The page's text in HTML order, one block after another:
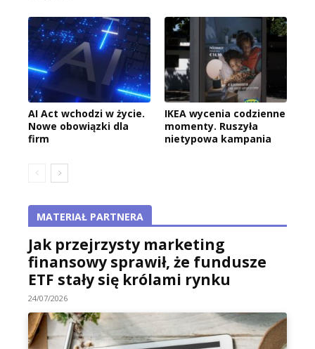
AI Act wchodzi w życie.
Nowe obowiązki dla
firm
IKEA wycenia codzienne
momenty. Ruszyła
nietypowa kampania
MATERIAŁ PARTNERA
Jak przejrzysty marketing
finansowy sprawił, że fundusze
ETF stały się królami rynku
24/07/2026